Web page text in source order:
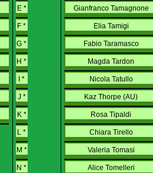
E *
F *
G *
H *
I *
J *
K *
L *
M *
N *
Gianfranco Tamagnone
Elia Tamigi
Fabio Taramasco
Magda Tardon
Nicola Tatullo
Kaz Thorpe (AU)
Rosa Tipaldi
Chiara Tirello
Valeria Tomasi
Alice Tomelleri